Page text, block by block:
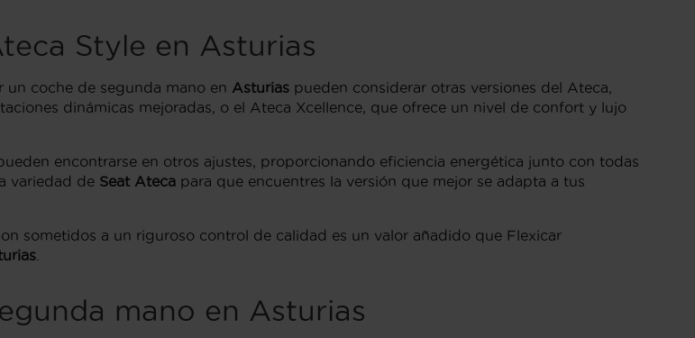
Style en Asturias
un coche de segunda mano en Asturias pueden considerar otras versiones del Ateca,
dinámicas mejoradas, o el Ateca Xcellence, que ofrece un nivel de confort y lujo
encontrarse en otros ajustes, proporcionando eficiencia energética junto con todas
variedad de Seat Ateca para que encuentres la versión que mejor se adapta a tus
sometidos a un riguroso control de calidad es un valor añadido que Flexicar
mano en Asturias